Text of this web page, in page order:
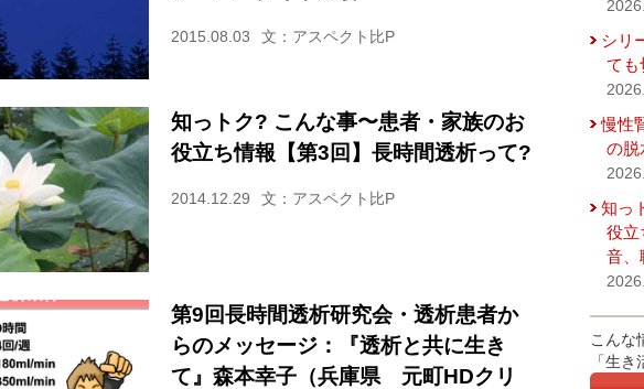
2015.08.03 文：アスペクト比P
知っトク? こんな事〜患者・家族のお
役立ち情報【第3回】長時間透析って?
2014.12.29 文：アスペクト比P
第9回長時間透析研究会・透析患者か
らのメッセージ：『透析と共に生き
て』森本幸子（兵庫県 元町HDクリ
シリ
ても
慢性
の脱
知っ
役立
音、
こんな
「生